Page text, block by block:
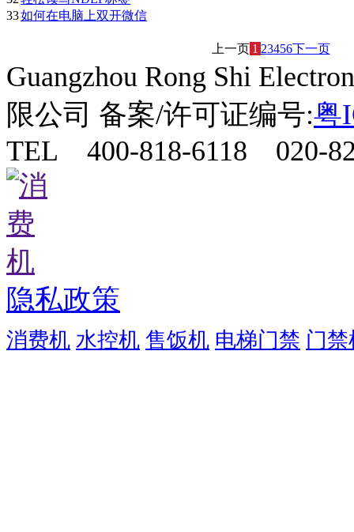
33如何在电脑上双开微信
上一页 1 23456下一页
Guangzhou Rong Shi
限公司 备案/许可证编号:粤
TEL 400-818-6118 020-
隐私政策
消费机 水控机 售饭机 电梯门禁 门禁